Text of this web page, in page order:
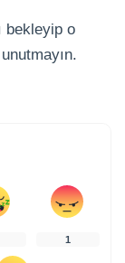
bekleyip o
1